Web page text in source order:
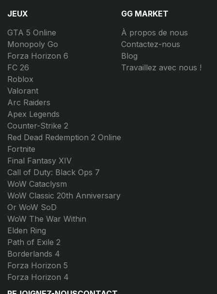
JEUX
GTA 5 Online
Monopoly Go
Forza Horizon 6
FC 26
Roblox
Valorant
Arc Raiders
Apex Legends
Counter-Strike 2
Red Dead Redemption 2 Online
Fortnite
Final Fantasy XIV
Call of Duty: Black Ops 7
WoW Cataclysm
WoW Classic 20th Anniversary
Or WoW SoD
WoW The War Within
Elden Ring
Path of Exile 2
Borderlands 4
Forza Horizon 5
Forza Horizon 4
GG MARKET
À propos de nous
Contactez-nous
Blog
Travaillez avec nous !